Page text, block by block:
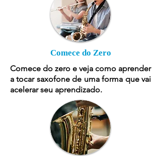
Comece do Zero
Comece do zero e veja como aprender
a tocar saxofone de uma forma que vai
acelerar seu aprendizado.